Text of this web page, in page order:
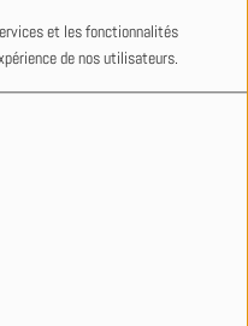
et les fonctionnalités
de nos utilisateurs.
l’administration et le suivi
au quotidien. Elle est
animatrice et partage sa